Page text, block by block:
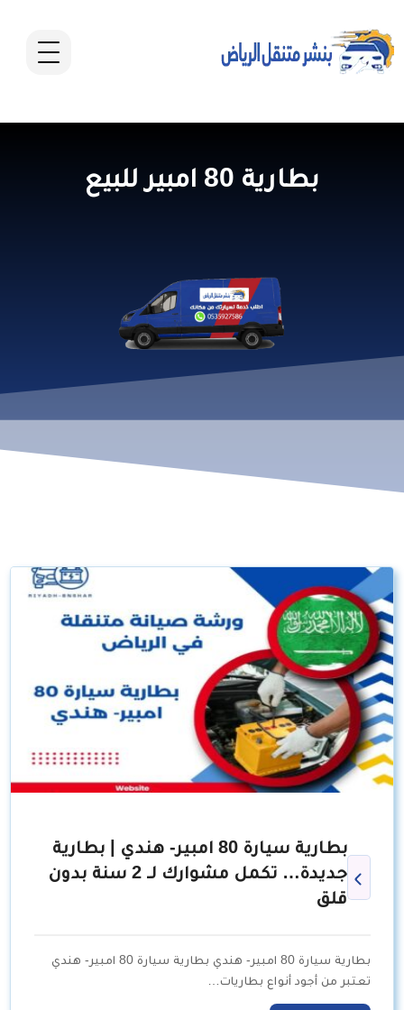
بطارية 80 امبير للبيع
بطارية سيارة 80 امبير- هندي | بطارية
جديدة… تكمل مشوارك لـ 2 سنة بدون
قلق
بطارية سيارة 80 امبير- هندي بطارية سيارة 80 امبير- هندي
تعتبر من أجود أنواع بطاريات…